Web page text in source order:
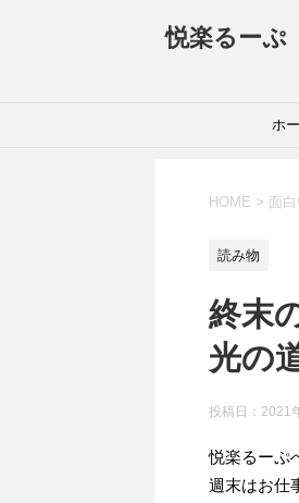
悦楽るーぷ
ホ
HOME > 面
読み物
終末
光の
投稿日：2021
悦楽るーぷ
週末はお仕